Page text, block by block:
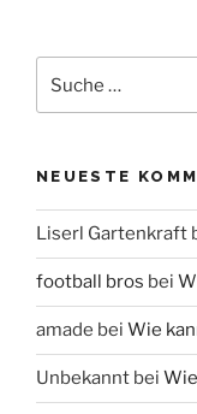
nach:
NEUESTE
Liserl Gartenkraft
football bros bei
amade bei Wie
Unbekannt bei